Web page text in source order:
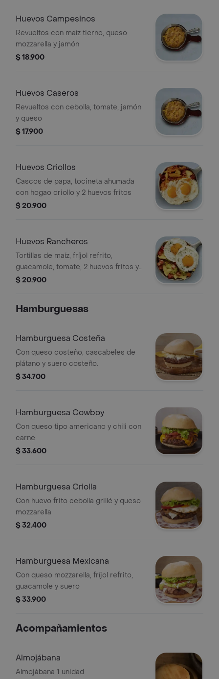
Huevos Campesinos
Revueltos con maíz tierno, queso
mozzarella y jamón
$ 18.900
Huevos Caseros
Revueltos con cebolla, tomate, jamón
y queso
$ 17.900
Huevos Criollos
Cascos de papa, tocineta ahumada
con hogao criollo y 2 huevos fritos
$ 20.900
Huevos Rancheros
Tortillas de maíz, fríjol refrito,
guacamole, tomate, 2 huevos fritos y
cilantro
$ 20.900
Hamburguesas
Hamburguesa Costeña
Con queso costeño, cascabeles de
plátano y suero costeño.
$ 34.700
Hamburguesa Cowboy
Con queso tipo americano y chili con
carne
$ 33.600
Hamburguesa Criolla
Con huevo frito cebolla grillé y queso
mozzarella
$ 32.400
Hamburguesa Mexicana
Con queso mozzarella, fríjol refrito,
guacamole y suero
$ 33.900
Acompañamientos
Almojábana
Almojábana 1 unidad